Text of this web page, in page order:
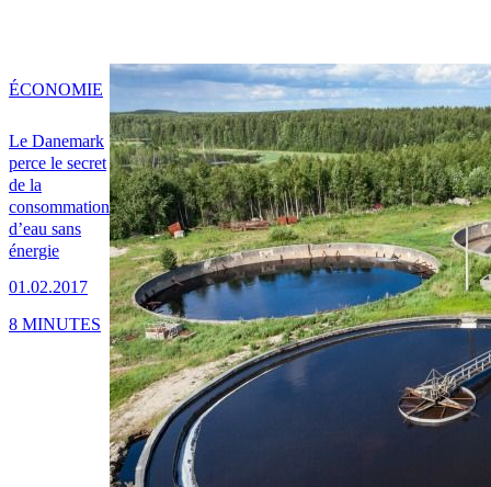
Le Danemark
perce le secret
de la
consommation
d’eau sans
énergie
01.02.2017
ÉCONOMIE
8 MINUTES